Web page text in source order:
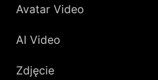
Avatar Video
AI Video
Zdjęcie